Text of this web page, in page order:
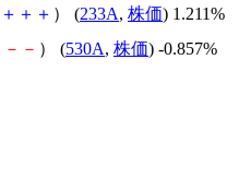
＋ ＋ ＋ ） (233A, 株価) 1.211%
－ － ） (530A, 株価) -0.857%